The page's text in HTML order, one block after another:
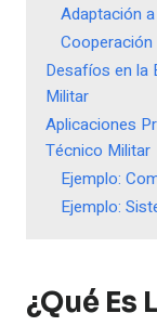
Adaptación
Desafíos en la
Militar
Aplicaciones
Técnico Militar
Ejemplo:
Ejemplo:
¿Qué Es